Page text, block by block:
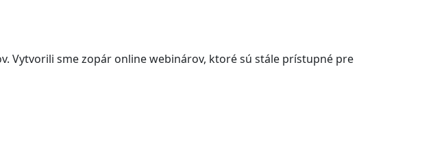
Vytvorili sme zopár online webinárov, ktoré sú stále prístupné pre